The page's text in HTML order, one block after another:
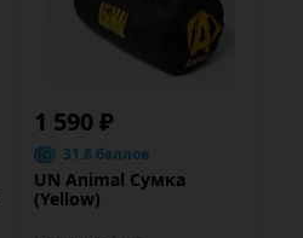
1 590 ₽
31.8 баллов
UN Animal Сумка
(Yellow)